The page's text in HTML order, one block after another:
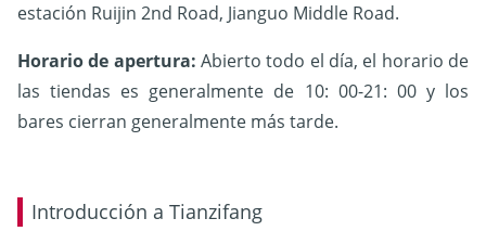
estación Ruijin 2nd Road, Jianguo Middle Road.
Horario de apertura: Abierto todo el día, el horario de
las tiendas es generalmente de 10: 00-21: 00 y los
bares cierran generalmente más tarde.
Introducción a Tianzifang